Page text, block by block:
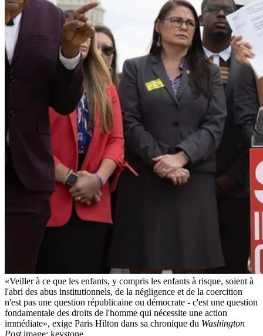
«Veiller à ce que les enfants, y compris les enfants à risque, soient à
l'abri des abus institutionnels, de la négligence et de la coercition
n'est pas une question républicaine ou démocrate - c'est une question
fondamentale des droits de l'homme qui nécessite une action
immédiate», exige Paris Hilton dans sa chronique du Washington
Post.image: keystone